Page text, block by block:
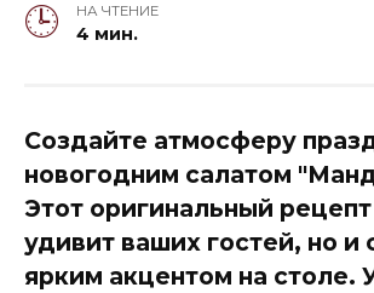
НА ЧТЕНИЕ
4 мин.
Создайте атмосферу
новогодним салатом
Этот оригинальный
удивит ваших гостей, но и
ярким акцентом на столе.